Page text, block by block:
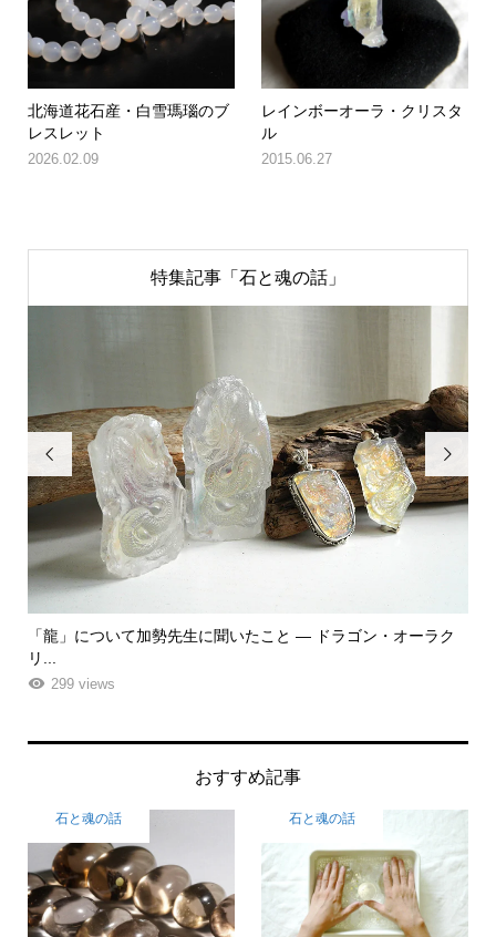
北海道花石産・白雪瑪瑙のブ
レスレット
2026.02.09
レインボーオーラ・クリスタ
ル
2015.06.27
特集記事「石と魂の話」

ーラク
「飾る」から「使う」へ。鉱物と植物が織りなす贅沢なフ
261 views

おすすめ記事
石と魂の話 石と魂の話